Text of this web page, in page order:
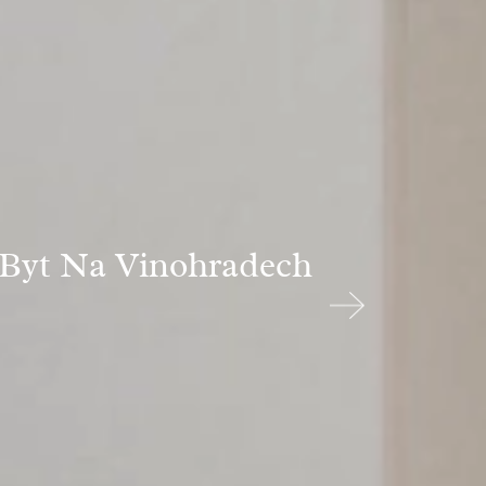
Na Vinohradech